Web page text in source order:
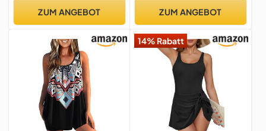
Größe Swimsuits for
Damen Weiße Blumen 2XL
ZUM ANGEBOT
Badeanzugkleid(S,Schwarz
ZUM ANGEBOT
14% Rabatt